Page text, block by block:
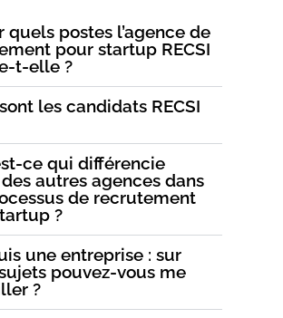
quels postes l’agence de
pour startup RECSI
t-elle ?
les candidats RECSI
ce qui différencie
des autres agences dans
de recrutement
?
une entreprise : sur
pouvez-vous me
?​